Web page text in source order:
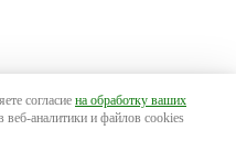
согласие на обработку ваших
аналитики и файлов cookies